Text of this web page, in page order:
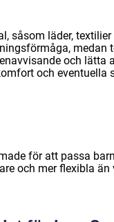
såsom läder,
medan
och lätta
och eventuella
för att passa
och mer flexibla än